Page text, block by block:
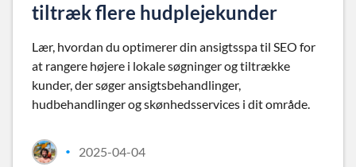
tiltræk flere hudplejekunder
Lær, hvordan du optimerer din ansigtsspa til SEO for
at rangere højere i lokale søgninger og tiltrække
kunder, der søger ansigtsbehandlinger,
hudbehandlinger og skønhedsservices i dit område.
• 2025-04-04